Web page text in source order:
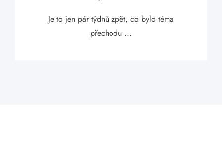
Je to jen pár týdnů zpět, co bylo téma
přechodu ...